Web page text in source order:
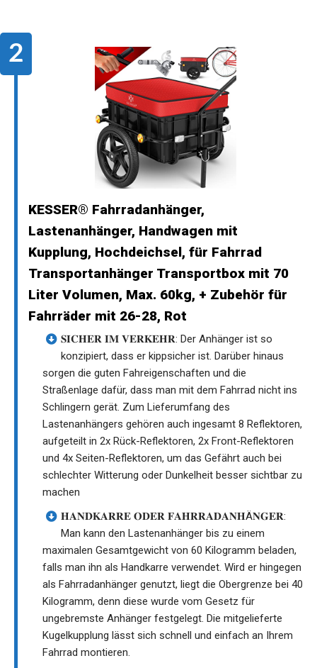
KESSER® Fahrradanhänger,
Lastenanhänger, Handwagen mit
Kupplung, Hochdeichsel, für Fahrrad
Transportanhänger Transportbox mit 70
Liter Volumen, Max. 60kg, + Zubehör für
Fahrräder mit 26-28, Rot
𝐒𝐈𝐂𝐇𝐄𝐑 𝐈𝐌 𝐕𝐄𝐑𝐊𝐄𝐇𝐑: Der Anhänger ist so
konzipiert, dass er kippsicher ist. Darüber hinaus
sorgen die guten Fahreigenschaften und die
Straßenlage dafür, dass man mit dem Fahrrad nicht ins
Schlingern gerät. Zum Lieferumfang des
Lastenanhängers gehören auch ingesamt 8 Reflektoren,
aufgeteilt in 2x Rück-Reflektoren, 2x Front-Reflektoren
und 4x Seiten-Reflektoren, um das Gefährt auch bei
schlechter Witterung oder Dunkelheit besser sichtbar zu
machen
𝐇𝐀𝐍𝐃𝐊𝐀𝐑𝐑𝐄 𝐎𝐃𝐄𝐑 𝐅𝐀𝐇𝐑𝐑𝐀𝐃𝐀𝐍𝐇Ä𝐍𝐆𝐄𝐑:
Man kann den Lastenanhänger bis zu einem
maximalen Gesamtgewicht von 60 Kilogramm beladen,
falls man ihn als Handkarre verwendet. Wird er hingegen
als Fahrradanhänger genutzt, liegt die Obergrenze bei 40
Kilogramm, denn diese wurde vom Gesetz für
ungebremste Anhänger festgelegt. Die mitgelieferte
Kugelkupplung lässt sich schnell und einfach an Ihrem
Fahrrad montieren.